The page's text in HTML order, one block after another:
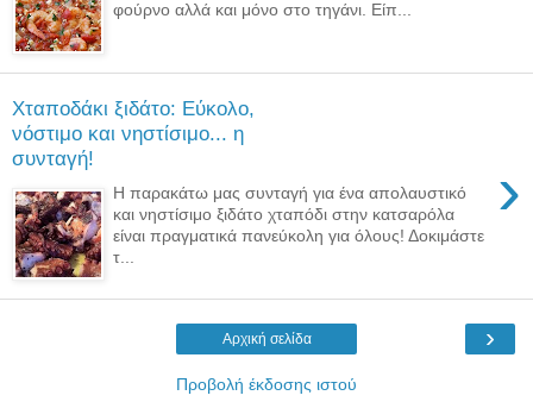
φούρνο αλλά και μόνο στο τηγάνι. Είπ...
Χταποδάκι ξιδάτο: Εύκολο,
νόστιμο και νηστίσιμο... η
συνταγή!
›
Η παρακάτω μας συνταγή για ένα απολαυστικό
και νηστίσιμο ξιδάτο χταπόδι στην κατσαρόλα
είναι πραγματικά πανεύκολη για όλους! Δοκιμάστε
τ...
›
Αρχική σελίδα
Προβολή έκδοσης ιστού